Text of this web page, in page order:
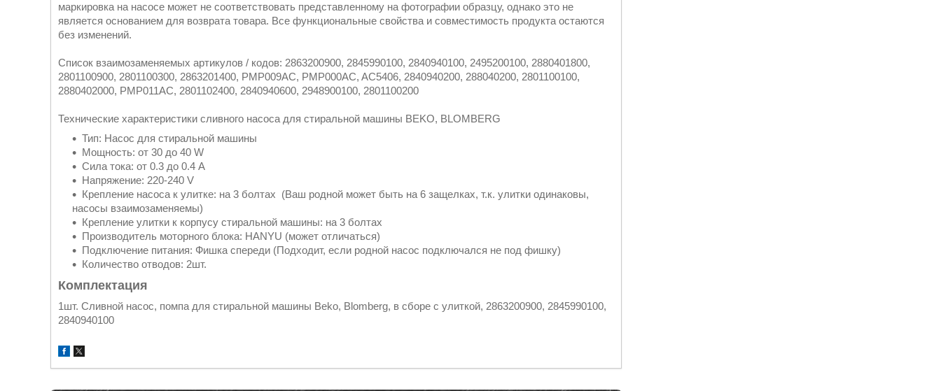
маркировка на насосе может не соответствовать представленному на фотографии образцу, однако это не
является основанием для возврата товара. Все функциональные свойства и совместимость продукта остаются
без изменений.
Список взаимозаменяемых артикулов / кодов: 2863200900, 2845990100, 2840940100, 2495200100, 2880401800,
2801100900, 2801100300, 2863201400, PMP009AC, PMP000AC, AC5406, 2840940200, 288040200, 2801100100,
2880402000, PMP011AC, 2801102400, 2840940600, 2948900100, 2801100200
Технические характеристики сливного насоса для стиральной машины BEKO, BLOMBERG
Тип: Насос для стиральной машины
Мощность: от 30 до 40 W
Сила тока: от 0.3 до 0.4 A
Напряжение: 220-240 V
Крепление насоса к улитке: на 3 болтах (Ваш родной может быть на 6 защелках, т.к. улитки одинаковы,
насосы взаимозаменяемы)
Крепление улитки к корпусу стиральной машины: на 3 болтах
Производитель моторного блока: HANYU (может отличаться)
Подключение питания: Фишка спереди (Подходит, если родной насос подключался не под фишку)
Количество отводов: 2шт.
Комплектация
1шт. Сливной насос, помпа для стиральной машины Beko, Blomberg, в сборе с улиткой, 2863200900, 2845990100,
2840940100